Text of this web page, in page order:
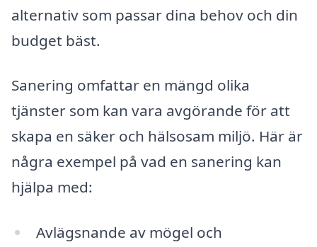
alternativ som passar dina behov och din
budget bäst.
Sanering omfattar en mängd olika
tjänster som kan vara avgörande för att
skapa en säker och hälsosam miljö. Här är
några exempel på vad en sanering kan
hjälpa med:
Avlägsnande av mögel och